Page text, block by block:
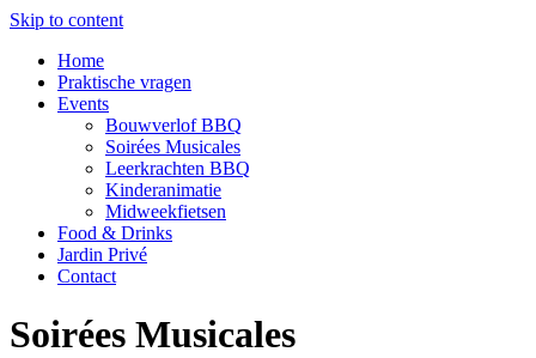
Skip to content
Home
Praktische vragen
Events
Bouwverlof BBQ
Soirées Musicales
Leerkrachten BBQ
Kinderanimatie
Midweekfietsen
Food & Drinks
Jardin Privé
Contact
Soirées Musicales